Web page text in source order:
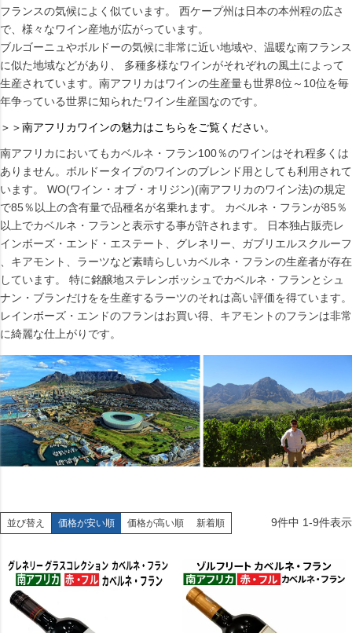
フランスの気候によく似ています。 西ケープ州は日本の本州程の広さ
で、様々なワイン産地が広がっています。
ブルゴーニュやボルドーの気候に非常に近い地域や、温暖な南フランス
に似た地域などがあり、 多種多様なワインがそれぞれの風土によって
生産されています。南アフリカはワインの生産量も世界8位～10位を毎
年争っている世界に知られたワイン生産国なのです。
＞＞南アフリカワインの魅力はこちらをご覧ください。
南アフリカにおいてもカベルネ・フラン100％のワインはそれ程多くは
ありません。ボルドータイプのワインのブレンド用としても利用されて
います。 WO(ワイン・オブ・オリジン)(南アフリカのワイン法)の規定
で85％以上の含有量で品種名が名乗れます。 カベルネ・フランが85％
以上でカベルネ・フランと表示する事が許されます。 日本独占販売レ
インボーズ・エンド・エステート、グレネリー、ガブリエルスクルーフ
、キアモント、ラーツなど素晴らしいカベルネ・フランの生産者が存在
しています。 特に銘醸地ステレンボッシュでカベルネ・フランとシュ
ナン・ブランだけをを生産するラーツのそれは高い評価を得ています。
レインボーズ・エンドのフランはお買い得、キアモントのフランは非常
に綺麗な仕上がりです。
並び替え 価格が安い順 価格が高い順 新着順 9件中 1-9件表示